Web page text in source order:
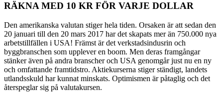
RÄKNA MED 10 KR FÖR VARJE DOLLAR
Den amerikanska valutan stiger hela tiden. Orsaken är att sedan den
20 januari till den 20 mars 2017 har det skapats mer än 750.000 nya
arbetstillfällen i USA! Främst är det verkstadsindusrin och
byggbranschen som upplever en boom. Men deras framgångar
stänker även på andra branscher och USA genomgår just nu en ny
och omfattande framtidstro. Aktiekurserna stiger ständigt, landets
utlandsskuld har kunnat minskats. Optimismen är påtaglig och det
återspeglar sig på valutakursen.